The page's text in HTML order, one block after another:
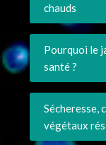
chauds
Pourquoi le
santé ?
Sécheresse,
végétaux